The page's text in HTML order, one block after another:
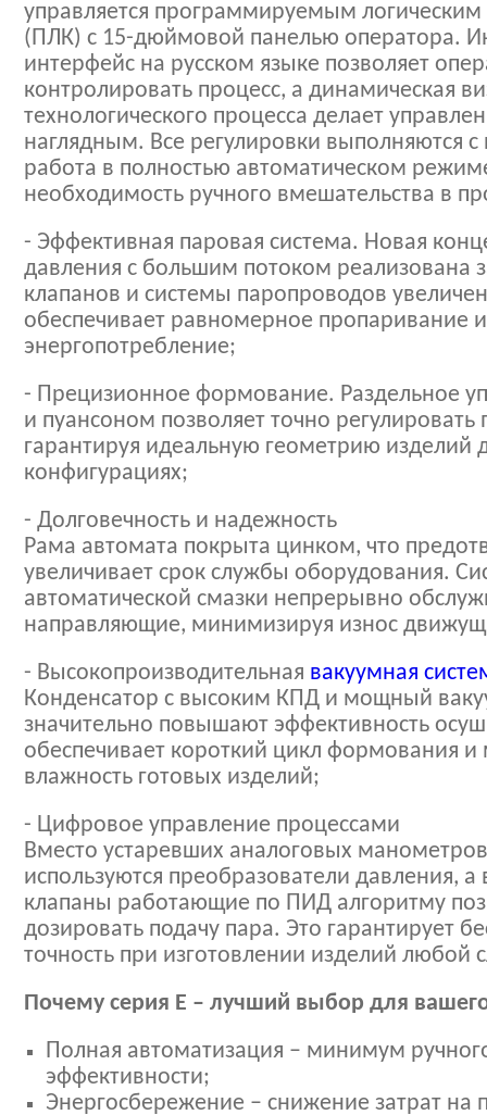
управляется программируемым
(ПЛК) с 15-дюймовой панелью оператора.
интерфейс на русском языке позволяет
контролировать процесс, а динамическая
технологического процесса делает
наглядным. Все регулировки выполняются
работа в полностью автоматическом
необходимость ручного вмешательства в
- Эффективная паровая система. Новая
давления с большим потоком реализована
клапанов и системы паропроводов
обеспечивает равномерное пропаривание
энергопотребление;
- Прецизионное формование. Раздельное
и пуансоном позволяет точно
гарантируя идеальную геометрию изделий
конфигурациях;
- Долговечность и надежность
Рама автомата покрыта цинком, что
увеличивает срок службы оборудования.
автоматической смазки непрерывно
направляющие, минимизируя износ
- Высокопроизводительная вакуумная
Конденсатор с высоким КПД и мощный
значительно повышают эффективность
обеспечивает короткий цикл формования
влажность готовых изделий;
- Цифровое управление процессами
Вместо устаревших аналоговых манометров
используются преобразователи давления,
клапаны работающие по ПИД алгоритму
дозировать подачу пара. Это гарантирует
точность при изготовлении изделий любой
Почему серия E – лучший выбор для
Полная автоматизация – минимум
эффективности;
Энергосбережение – снижение затрат на